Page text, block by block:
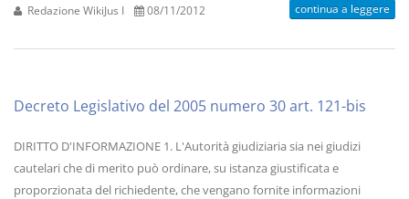
Redazione WikiJus I 08/11/2012 continua a leggere
Decreto Legislativo del 2005 numero 30 art. 121-bis
DIRITTO D'INFORMAZIONE 1. L'Autorità giudiziaria sia nei giudizi
cautelari che di merito può ordinare, su istanza giustificata e
proporzionata del richiedente, che vengano fornite informazioni